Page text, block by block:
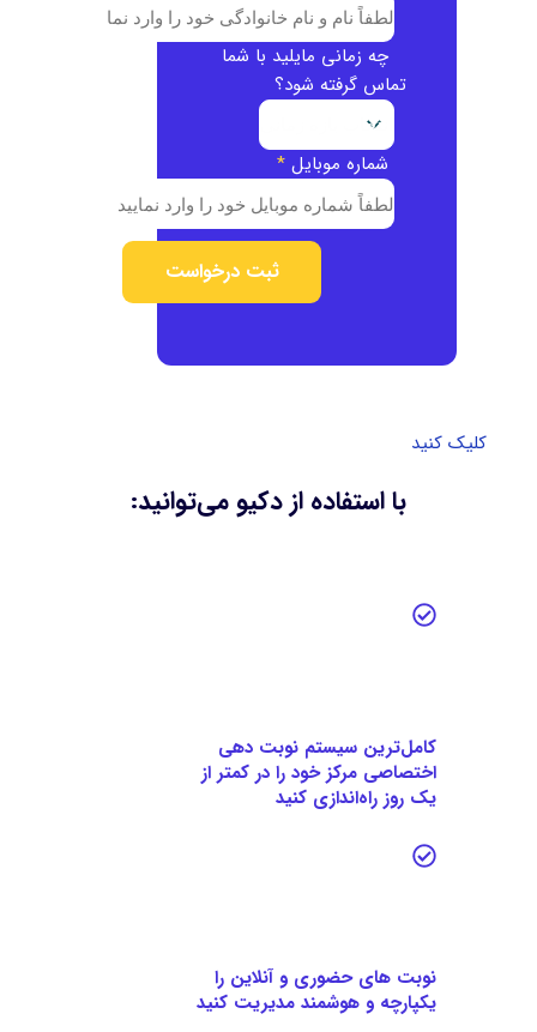
چه زمانی مایلید با شما
تماس گرفته شود؟
شماره موبایل *
ثبت درخواست
کلیک کنید
با استفاده از دکیو می‌توانید:
کامل‌ترین سیستم نوبت دهی
اختصاصی مرکز خود را در کمتر از
یک روز راه‌اندازی کنید
نوبت های حضوری و آنلاین را
یکپارچه و هوشمند مدیریت کنید